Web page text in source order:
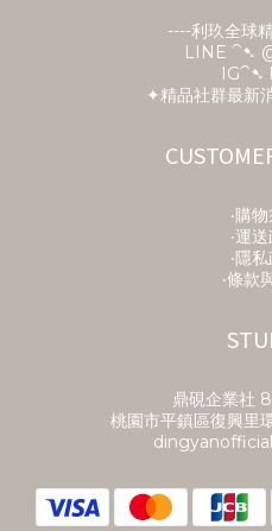
----利玖全球
LINE ⁀➷
IG⁀➷
✦精品社群最新
‧購
‧運
‧隱
‧條款
鼎硯企業社​
桃園市平鎮區復興里